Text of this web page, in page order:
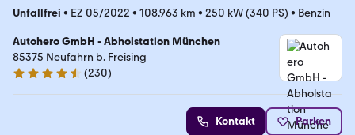
Unfallfrei • EZ 05/2022 • 108.963 km • 250 kW (340 PS) • Benzin
Autohero GmbH - Abholstation München
85375 Neufahrn b. Freising
4.4 Sterne
(230)
Kontakt Parken